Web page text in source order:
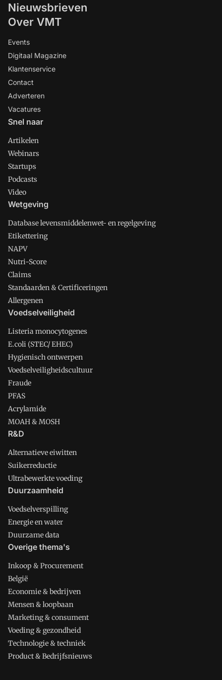
Nieuwsbrieven
Over VMT
Events
Digitaal Magazine
Klantenservice
Contact
Adverteren
Vacatures
Snel naar
Artikelen
Webinars
Startups
Podcasts
Video
Wetgeving
Database levensmiddelenwet- en regelgeving
Etikettering
NAPV
Nutri-Score
Claims
Standaarden & Certificeringen
Allergenen
Voedselveiligheid
Listeria monocytogenes
E.coli (STEC/ EHEC)
Hygienisch ontwerpen
Voedselveiligheidscultuur
Fraude
PFAS
Acrylamide
MOAH & MOSH
R&D
Alternatieve eiwitten
Suikerreductie
Ultrabewerkte voeding
Duurzaamheid
Voedselverspilling
Energie en water
Duurzame data
Overige thema's
Inkoop & Procurement
België
Economie & bedrijven
Mensen & loopbaan
Marketing & consument
Voeding & gezondheid
Technologie & techniek
Product & Bedrijfsnieuws